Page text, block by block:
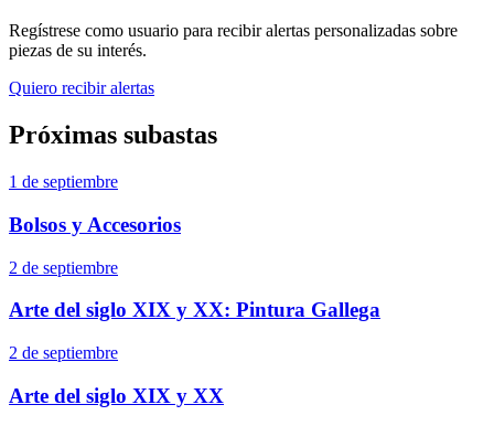
Regístrese como usuario para recibir alertas personalizadas sobre
piezas de su interés.
Quiero recibir alertas
Próximas subastas
1 de septiembre
Bolsos y Accesorios
2 de septiembre
Arte del siglo XIX y XX: Pintura Gallega
2 de septiembre
Arte del siglo XIX y XX